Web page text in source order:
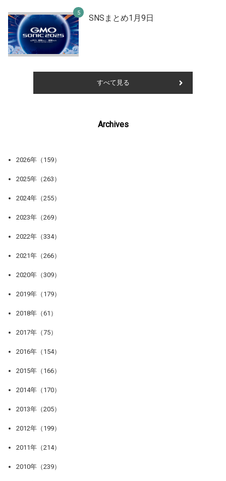
SNSまとめ1月9日
すべて見る
Archives
2026年（159）
2025年（263）
2024年（255）
2023年（269）
2022年（334）
2021年（266）
2020年（309）
2019年（179）
2018年（61）
2017年（75）
2016年（154）
2015年（166）
2014年（170）
2013年（205）
2012年（199）
2011年（214）
2010年（239）